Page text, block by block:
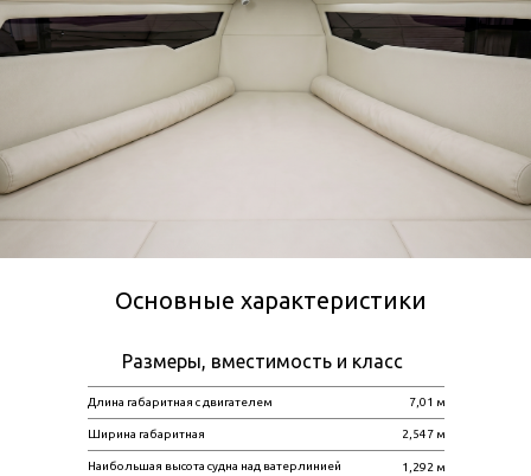
1,292 м
Наибольшая высота судна над ватерлинией
2,547 м
Ширина габаритная
7,01 м
Длина габаритная с двигателем
Размеры, вместимость и класс
Основные характеристики